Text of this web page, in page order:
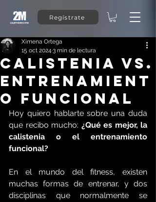
Regístrate
Calistenia vs.
Entrenamient
o Funcional
Ximena Ortega
15 oct 2024 3 min de lectura
Hoy quiero hablarte sobre una duda
que recibo mucho: ¿Qué es mejor, la
calistenia o el entrenamiento
funcional?
En el mundo del fitness, existen
muchas formas de entrenar, y dos
disciplinas que normalmente se